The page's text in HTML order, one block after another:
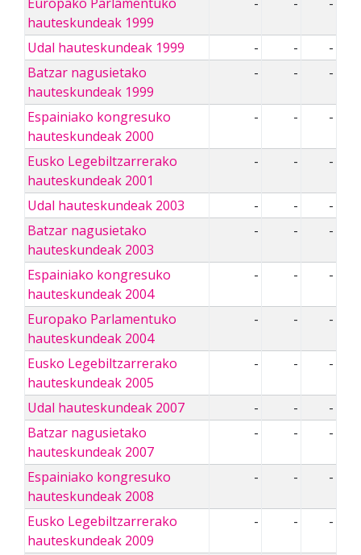
hauteskundeak 1999
Udal hauteskundeak 1999 - -
-
Batzar nagusietako
hauteskundeak 1999
- - -
Espainiako kongresuko
hauteskundeak 2000
- - -
Eusko Legebiltzarrerako
hauteskundeak 2001
- - -
Udal hauteskundeak 2003 - -
-
Batzar nagusietako
hauteskundeak 2003
- - -
Espainiako kongresuko
hauteskundeak 2004
- - -
Europako Parlamentuko
hauteskundeak 2004
- - -
Eusko Legebiltzarrerako
hauteskundeak 2005
- - -
Udal hauteskundeak 2007 - -
-
Batzar nagusietako
hauteskundeak 2007
- - -
Espainiako kongresuko
hauteskundeak 2008
- - -
Eusko Legebiltzarrerako
hauteskundeak 2009
- - -